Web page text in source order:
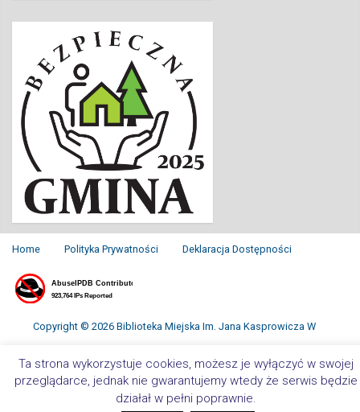
Home Polityka Prywatności Deklaracja Dostępności
Copyright © 2026 Biblioteka Miejska Im. Jana Kasprowicza W
Inowrocławiu. All Rights Reserved.
Ta strona wykorzystuje cookies, możesz je wyłączyć w swojej
przeglądarce, jednak nie gwarantujemy wtedy że serwis będzie
działał w pełni poprawnie.